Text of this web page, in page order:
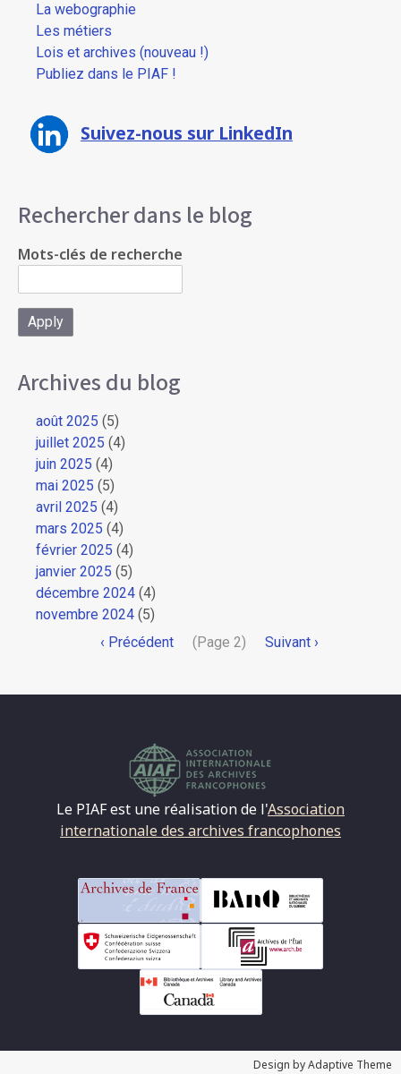
La webographie
Les métiers
Lois et archives (nouveau !)
Publiez dans le PIAF !
Suivez-nous sur LinkedIn
Rechercher dans le blog
Mots-clés de recherche
Archives du blog
août 2025 (5)
juillet 2025 (4)
juin 2025 (4)
mai 2025 (5)
avril 2025 (4)
mars 2025 (4)
février 2025 (4)
janvier 2025 (5)
décembre 2024 (4)
novembre 2024 (5)
PaginationPage
‹ Précédent (Page 2)
Page
Suivant ›
Le PIAF est une réalisation de l'Association
internationale des archives francophones
Design by Adaptive Theme